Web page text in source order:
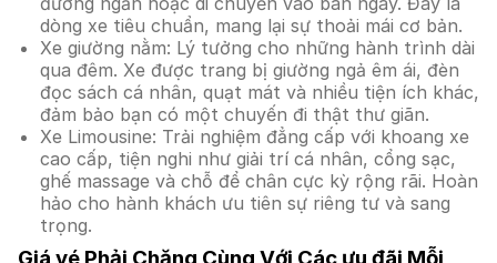
dòng xe tiêu chuẩn, mang lại sự thoải mái cơ bản.
Xe giường nằm: Lý tưởng cho những hành trình dài
qua đêm. Xe được trang bị giường ngả êm ái, đèn
đọc sách cá nhân, quạt mát và nhiều tiện ích khác,
đảm bảo bạn có một chuyến đi thật thư giãn.
Xe Limousine: Trải nghiệm đẳng cấp với khoang xe
cao cấp, tiện nghi như giải trí cá nhân, cổng sạc,
ghế massage và chỗ để chân cực kỳ rộng rãi. Hoàn
hảo cho hành khách ưu tiên sự riêng tư và sang
trọng.